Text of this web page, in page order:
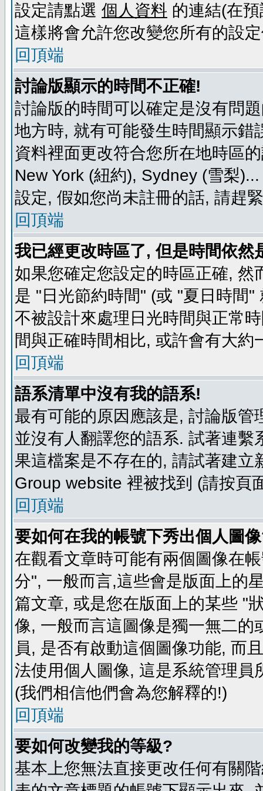
設定請點選 個人資料 的連結(在
這樣將會允許您改變您所有的設
回頂端
討論版顯示的時間不正確!
討論版的時間可以確定是沒有問
地方時, 就有可能發生時間顯示
資料裡面更改符合您所在地時區
New York (紐約), Sydney (雪梨
設定, 假如您尚未註冊的話, 請趕
回頂端
我已經更改時區了, 但是時間依然
如果您確定您設定的時區正確,
是 "日光節約時間" (或 "夏日時間
不被設計來處理日光時間與正常
間與正確時間相比, 或許會有大約
回頂端
語系清單中沒有我的語系!
最有可能的原因應該是, 討論版
並沒有人翻譯您的語系. 試著連
果這檔案是不存在的, 請試著建
Group website 裡被找到 (請按頁
回頂端
要如何在我的帳號下秀出個人圖
在觀看文章時可能有兩個圖像在
分", 一般而言,這些會是版面上的
篇文章, 或是您在版面上的某些 "
像, 一般而言這圖像是獨一無二
員, 是否有啟動這個圖像功能, 而
法使用個人圖像, 這是系統管理
(我們相信他們會為您解釋的!)
回頂端
要如何改變我的等級?
基本上您無法直接更改任何有關